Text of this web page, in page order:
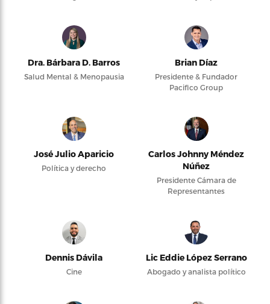
Dra. Bárbara D. Barros
Salud Mental & Menopausia
Brian Díaz
Presidente & Fundador
Pacifico Group
José Julio Aparicio
Política y derecho
Carlos Johnny Méndez
Núñez
Presidente Cámara de
Representantes
Dennis Dávila
Cine
Lic Eddie López Serrano
Abogado y analista político